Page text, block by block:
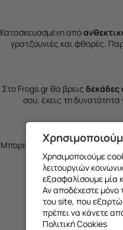
Κατασκευασμένη από
γρατζουνιές και φθορές.
Στο Frogs.gr θα βρεις δεκάδες
σου, έχεις τη δυνατότητα
Μπορείς να παραγγείλεις
Χρησιμοποιούμε
λειτουργιών
εξασφαλίσουμε μία
Αν αποδέχεστε μόνο
του site, που
πρέπει να κάνετε
Πολιτική Cookies